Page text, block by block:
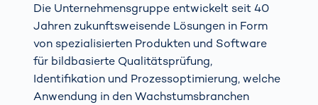
Die Unternehmensgruppe entwickelt seit 40
Jahren zukunftsweisende Lösungen in Form
von spezialisierten Produkten und Software
für bildbasierte Qualitätsprüfung,
Identifikation und Prozessoptimierung, welche
Anwendung in den Wachstumsbranchen